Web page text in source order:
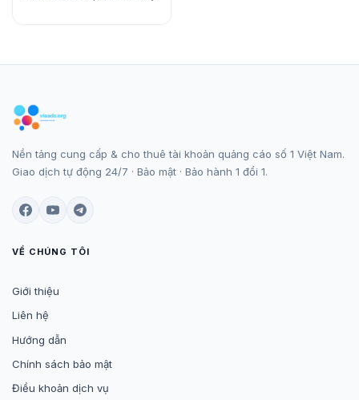
Nền tảng cung cấp & cho thuê tài khoản quảng cáo số 1 Việt Nam.
Giao dịch tự động 24/7 · Bảo mật · Bảo hành 1 đổi 1.
VỀ CHÚNG TÔI
Giới thiệu
Liên hệ
Hướng dẫn
Chính sách bảo mật
Điều khoản dịch vụ